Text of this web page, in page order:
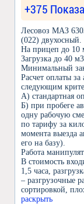
+375
Лесовоз МАЗ
(022)
На прицеп до 10
Загрузка до 40
Минимальный
Расчет оплаты за
следующим
А) стандартная
Б) при пробеге
одну рабочую
по тарифу за
момента выезда
его на базу).
Работа
В стоимость
1,5 часа,
– разгрузочные
сортировкой,
раскрыть